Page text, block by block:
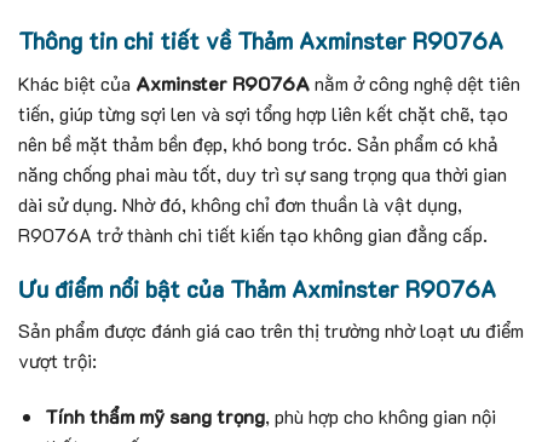
Thông tin chi tiết về Thảm Axminster R9076A
Khác biệt của Axminster R9076Anằm ở công nghệ dệt tiên
tiến, giúp từng sợi len và sợi tổng hợp liên kết chặt chẽ, tạo
nên bề mặt thảm bền đẹp, khó bong tróc. Sản phẩm có khả
năng chống phai màu tốt, duy trì sự sang trọng qua thời gian
dài sử dụng. Nhờ đó, không chỉ đơn thuần là vật dụng,
R9076A trở thành chi tiết kiến tạo không gian đẳng cấp.
Ưu điểm nổi bật của Thảm Axminster R9076A
Sản phẩm được đánh giá cao trên thị trường nhờ loạt ưu điểm
vượt trội:
Tính thẩm mỹ sang trọng, phù hợp cho không gian nội